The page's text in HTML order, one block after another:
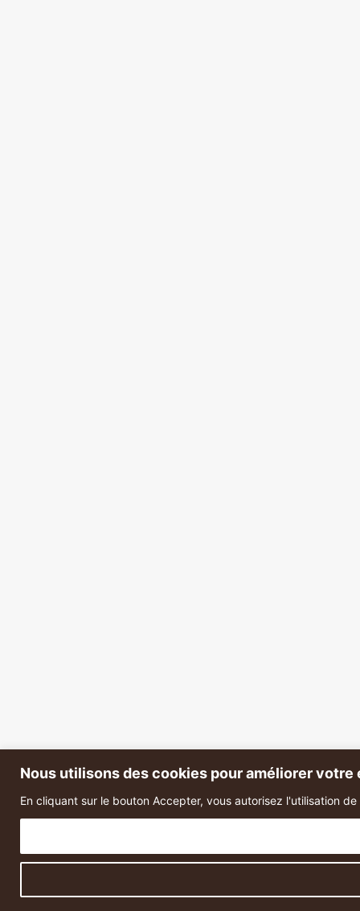
Nous utilisons des cookies pour améliorer
En cliquant sur le bouton Accepter, vous autorisez l'utilisation